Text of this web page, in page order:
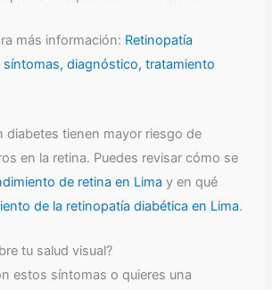
más información: Retinopatía
síntomas, diagnóstico, tratamiento
diabetes tienen mayor riesgo de
en la retina. Puedes revisar cómo se
de retina en Lima y en qué
de la retinopatía diabética en Lima.
tu salud visual?
estos síntomas o quieres una